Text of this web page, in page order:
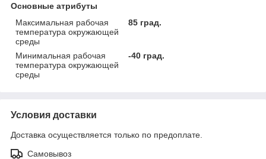
Основные атрибуты
Максимальная рабочая
температура окружающей
среды
85 град.
Минимальная рабочая
температура окружающей
среды
-40 град.
Условия доставки
Доставка осуществляется только по предоплате.
Самовывоз